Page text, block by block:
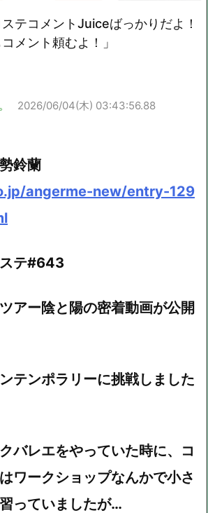
テコメントJuiceばっかりだよ！
メント頼むよ！」
2026/06/04(木) 03:43:56.88
鈴蘭
angerme-new/entry-129
テ#643
アー陰と陽の密着動画が公開
テンポラリーに挑戦しました
バレエをやっていた時に、コ
ワークショップなんかで小さ
っていましたが…